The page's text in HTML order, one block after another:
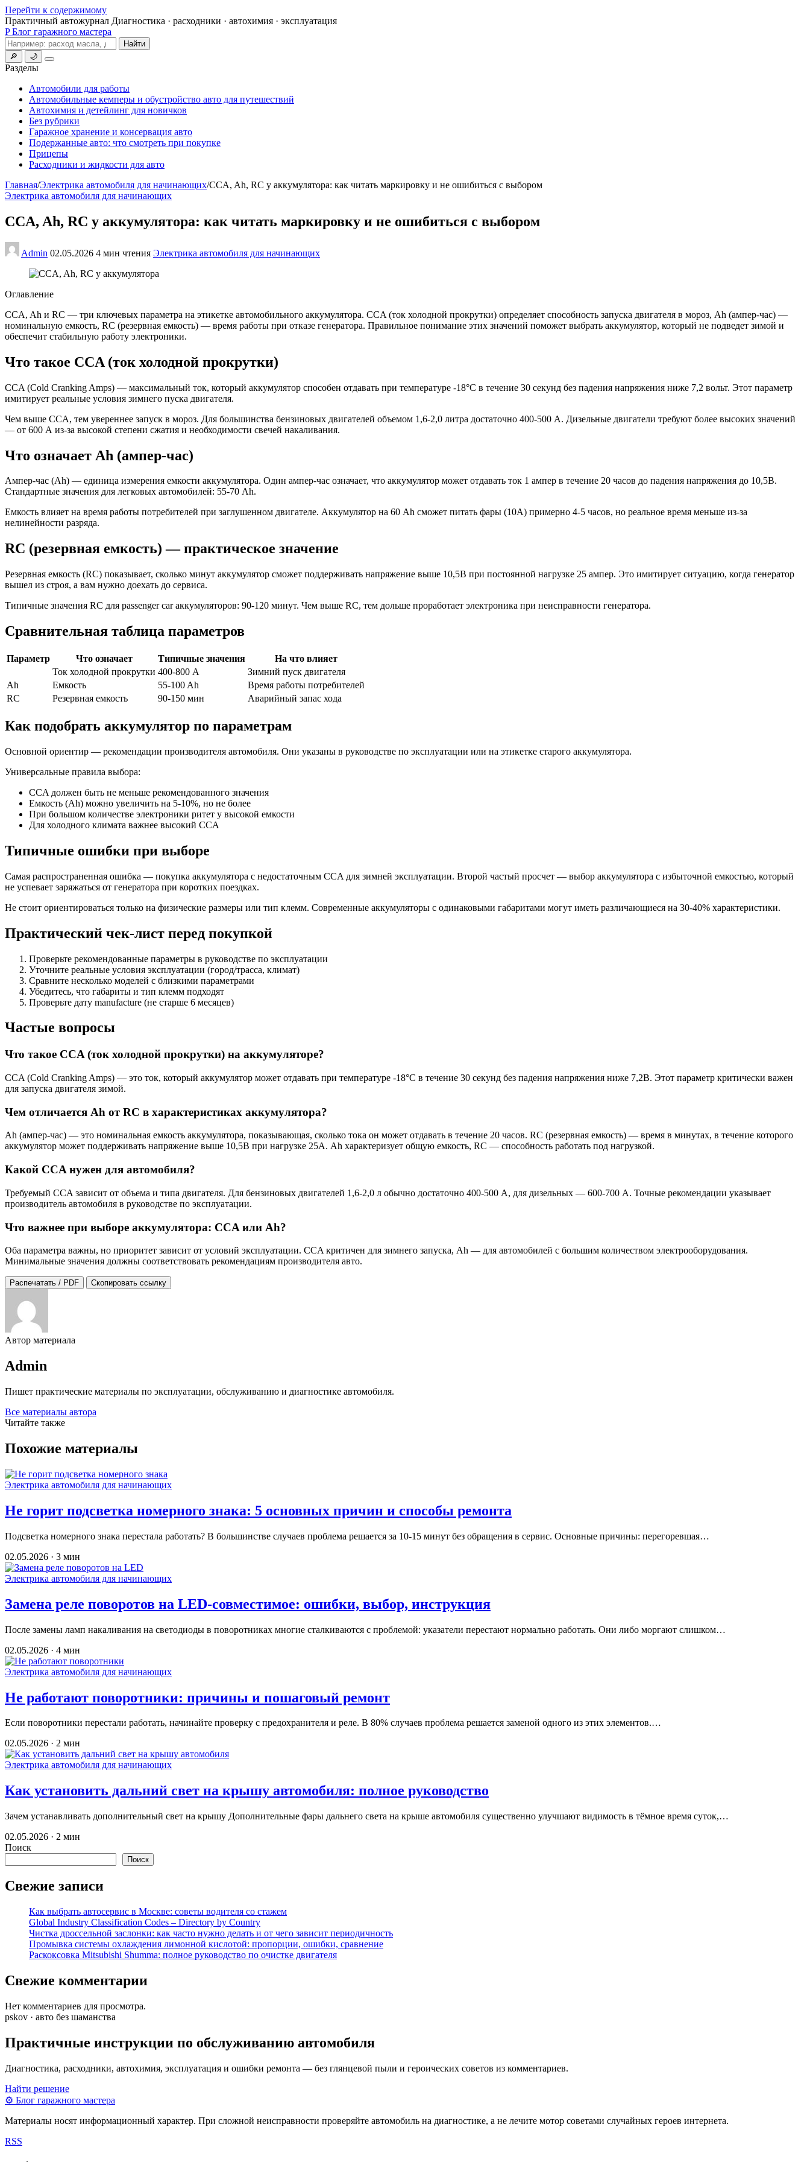
Перейти к содержимому
Практичный автожурнал Диагностика · расходники · автохимия · эксплуатация
P Блог гаражного мастера
Поиск
Найти
🔎
🌙
Меню
Разделы
Автомобили для работы
Автомобильные кемперы и обустройство авто для путешествий
Автохимия и детейлинг для новичков
Без рубрики
Гаражное хранение и консервация авто
Подержанные авто: что смотреть при покупке
Прицепы
Расходники и жидкости для авто
Главная/Электрика автомобиля для начинающих/CCA, Ah, RC у аккумулятора: как читать маркировку и не ошибиться с выбором
Электрика автомобиля для начинающих
CCA, Ah, RC у аккумулятора: как читать маркировку и не ошибиться с выбором
Admin 02.05.2026 4 мин чтения Электрика автомобиля для начинающих
Оглавление
CCA, Ah и RC — три ключевых параметра на этикетке автомобильного аккумулятора. CCA (ток холодной прокрутки) определяет способность запуска двигателя в мороз, Ah (ампер-час) —
номинальную емкость, RC (резервная емкость) — время работы при отказе генератора. Правильное понимание этих значений поможет выбрать аккумулятор, который не подведет зимой и
обеспечит стабильную работу электроники.
Что такое CCA (ток холодной прокрутки)
CCA (Cold Cranking Amps) — максимальный ток, который аккумулятор способен отдавать при температуре -18°C в течение 30 секунд без падения напряжения ниже 7,2 вольт. Этот параметр
имитирует реальные условия зимнего пуска двигателя.
Чем выше CCA, тем увереннее запуск в мороз. Для большинства бензиновых двигателей объемом 1,6-2,0 литра достаточно 400-500 А. Дизельные двигатели требуют более высоких значений
— от 600 А из-за высокой степени сжатия и необходимости свечей накаливания.
Что означает Ah (ампер-час)
Ампер-час (Ah) — единица измерения емкости аккумулятора. Один ампер-час означает, что аккумулятор может отдавать ток 1 ампер в течение 20 часов до падения напряжения до 10,5В.
Стандартные значения для легковых автомобилей: 55-70 Ah.
Емкость влияет на время работы потребителей при заглушенном двигателе. Аккумулятор на 60 Ah сможет питать фары (10А) примерно 4-5 часов, но реальное время меньше из-за
нелинейности разряда.
RC (резервная емкость) — практическое значение
Резервная емкость (RC) показывает, сколько минут аккумулятор сможет поддерживать напряжение выше 10,5В при постоянной нагрузке 25 ампер. Это имитирует ситуацию, когда генератор
вышел из строя, а вам нужно доехать до сервиса.
Типичные значения RC для passenger car аккумуляторов: 90-120 минут. Чем выше RC, тем дольше проработает электроника при неисправности генератора.
Сравнительная таблица параметров
Параметр Что означает Типичные значения
На что влияет
Ток холодной прокрутки 400-800 А
Зимний пуск двигателя
Ah
Емкость 55-100 Ah
Время работы потребителей
RC
Резервная емкость 90-150 мин Аварийный запас хода
Как подобрать аккумулятор по параметрам
Основной ориентир — рекомендации производителя автомобиля. Они указаны в руководстве по эксплуатации или на этикетке старого аккумулятора.
Универсальные правила выбора:
CCA должен быть не меньше рекомендованного значения
Емкость (Ah) можно увеличить на 5-10%, но не более
При большом количестве электроники ритет у высокой емкости
Для холодного климата важнее высокий CCA
Типичные ошибки при выборе
Самая распространенная ошибка — покупка аккумулятора с недостаточным CCA для зимней эксплуатации. Второй частый просчет — выбор аккумулятора с избыточной емкостью, который
не успевает заряжаться от генератора при коротких поездках.
Не стоит ориентироваться только на физические размеры или тип клемм. Современные аккумуляторы с одинаковыми габаритами могут иметь различающиеся на 30-40% характеристики.
Практический чек-лист перед покупкой
Проверьте рекомендованные параметры в руководстве по эксплуатации
Уточните реальные условия эксплуатации (город/трасса, климат)
Сравните несколько моделей с близкими параметрами
Убедитесь, что габариты и тип клемм подходят
Проверьте дату manufacture (не старше 6 месяцев)
Частые вопросы
Что такое CCA (ток холодной прокрутки) на аккумуляторе?
CCA (Cold Cranking Amps) — это ток, который аккумулятор может отдавать при температуре -18°C в течение 30 секунд без падения напряжения ниже 7,2В. Этот параметр критически важен
для запуска двигателя зимой.
Чем отличается Ah от RC в характеристиках аккумулятора?
Ah (ампер-час) — это номинальная емкость аккумулятора, показывающая, сколько тока он может отдавать в течение 20 часов. RC (резервная емкость) — время в минутах, в течение которого
аккумулятор может поддерживать напряжение выше 10,5В при нагрузке 25А. Ah характеризует общую емкость, RC — способность работать под нагрузкой.
Какой CCA нужен для автомобиля?
Требуемый CCA зависит от объема и типа двигателя. Для бензиновых двигателей 1,6-2,0 л обычно достаточно 400-500 А, для дизельных — 600-700 А. Точные рекомендации указывает
производитель автомобиля в руководстве по эксплуатации.
Что важнее при выборе аккумулятора: CCA или Ah?
Оба параметра важны, но приоритет зависит от условий эксплуатации. CCA критичен для зимнего запуска, Ah — для автомобилей с большим количеством электрооборудования.
Минимальные значения должны соответствовать рекомендациям производителя авто.
Распечатать / PDF Скопировать ссылку
Автор материала
Admin
Пишет практические материалы по эксплуатации, обслуживанию и диагностике автомобиля.
Все материалы автора
Читайте также
Похожие материалы
Электрика автомобиля для начинающих
Не горит подсветка номерного знака: 5 основных причин и способы ремонта
Подсветка номерного знака перестала работать? В большинстве случаев проблема решается за 10-15 минут без обращения в сервис. Основные причины: перегоревшая…
02.05.2026 · 3 мин
Электрика автомобиля для начинающих
Замена реле поворотов на LED-совместимое: ошибки, выбор, инструкция
После замены ламп накаливания на светодиоды в поворотниках многие сталкиваются с проблемой: указатели перестают нормально работать. Они либо моргают слишком…
02.05.2026 · 4 мин
Электрика автомобиля для начинающих
Не работают поворотники: причины и пошаговый ремонт
Если поворотники перестали работать, начинайте проверку с предохранителя и реле. В 80% случаев проблема решается заменой одного из этих элементов.…
02.05.2026 · 2 мин
Электрика автомобиля для начинающих
Как установить дальний свет на крышу автомобиля: полное руководство
Зачем устанавливать дополнительный свет на крышу Дополнительные фары дальнего света на крыше автомобиля существенно улучшают видимость в тёмное время суток,…
02.05.2026 · 2 мин
Поиск
Поиск
Свежие записи
Как выбрать автосервис в Москве: советы водителя со стажем
Global Industry Classification Codes – Directory by Country
Чистка дроссельной заслонки: как часто нужно делать и от чего зависит периодичность
Промывка системы охлаждения лимонной кислотой: пропорции, ошибки, сравнение
Раскоксовка Mitsubishi Shumma: полное руководство по очистке двигателя
Свежие комментарии
Нет комментариев для просмотра.
pskov · авто без шаманства
Практичные инструкции по обслуживанию автомобиля
Диагностика, расходники, автохимия, эксплуатация и ошибки ремонта — без глянцевой пыли и героических советов из комментариев.
Найти решение
⚙ Блог гаражного мастера
Материалы носят информационный характер. При сложной неисправности проверяйте автомобиль на диагностике, а не лечите мотор советами случайных героев интернета.
RSS